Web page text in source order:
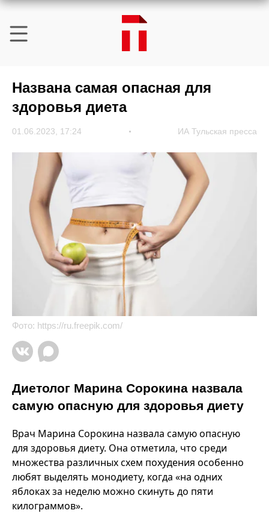
Названа самая опасная для
здоровья диета
01.06.2023, 17:24 ИА Тульская пресса
Фото: https://ru.freepik.com/
Диетолог Марина Сорокина назвала
самую опасную для здоровья диету
Врач Марина Сорокина назвала самую опасную
для здоровья диету. Она отметила, что среди
множества различных схем похудения особенно
любят выделять монодиету, когда «на одних
яблоках за неделю можно скинуть до пяти
килограммов».